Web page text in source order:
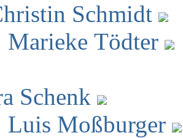
Schmidt
Marieke Tödter
Schenk
Luis Moßburger